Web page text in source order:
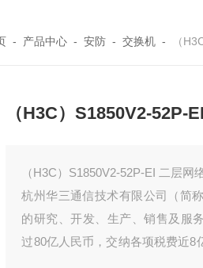
- 产品中心 - 安防 - 交换机 - （
（H3C）S1850V2-52P-
（H3C）S1850V2-52P-EI 二层网
杭州华三通信技术有限公司（简
的研究、开发、生产、销售及服
过80亿人民币，交纳各项税费近8